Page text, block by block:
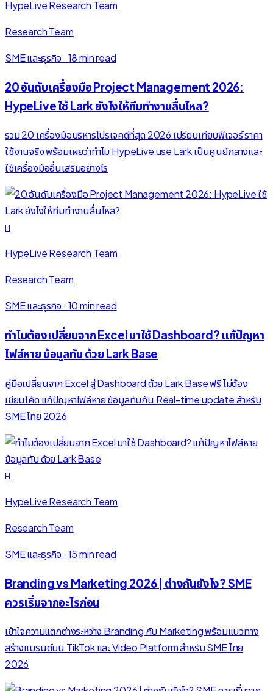
HypeLive Research Team
Research Team
SME และธุรกิจ · 18 min read
20 อันดับเครื่องมือ Project Management 2026:
HypeLive ใช้ Lark ยังไงให้ทีมทำงานลื่นไหล?
รวม 20 เครื่องมือบริหารโปรเจคดีที่สุด 2026 เปรียบเทียบฟีเจอร์ ราคา
ใช้งานจริง พร้อมเผยว่าทำไม HypeLive use Lark เป็นศูนย์กลางและ
ใช้เครื่องมืออื่นเสริมอย่างไร
H
HypeLive Research Team
Research Team
SME และธุรกิจ · 10 min read
ทำไมต้องเปลี่ยนจาก Excel มาใช้ Dashboard? แก้ปัญหา
ไฟล์หาย ข้อมูลทับ ด้วย Lark Base
คู่มือเปลี่ยนจาก Excel สู่ Dashboard ด้วย Lark Base ฟรี ไม่ต้อง
เขียนโค้ด แก้ปัญหาไฟล์หาย ข้อมูลทับกัน Real-time update สำหรับ
SME ไทย 2026
H
HypeLive Research Team
Research Team
SME และธุรกิจ · 15 min read
Branding vs Marketing 2026 | ต่างกันยังไง? SME
ควรเริ่มจากอะไรก่อน
เข้าใจความแตกต่างระหว่าง Branding กับ Marketing พร้อมแนวทาง
สร้างแบรนด์บน TikTok และ Video Platform สำหรับ SME ไทย
2026